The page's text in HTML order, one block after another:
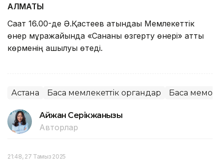
АЛМАТЫ
Сағат 16.00-де Ә.Қастеев атындағы Мемлекеттік
өнер мұражайында «Сананы өзгерту өнері» атты
көрменің ашылуы өтеді.
Астана Басқа мемлекеттік органдар Басқа
Айжан Серікжанқызы
Авторлар
21:48, 27 Тамыз 2025